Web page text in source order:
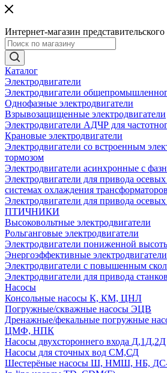
Интернет-магазин представительского
Каталог
Электродвигатели
Электродвигатели
Однофазные электродвигатели
Взрывозащищенные электродвигатели
Электродвигатели АДЧР для
Крановые электродвигатели
Электродвигатели со встроенным
тормозом
Электродвигатели асинхронные с
Электродвигатели для привода
системах охлаждения
Электродвигатели для привода
ПТИЧНИКИ
Высоковольтные электродвигатели
Рольганговые электродвигатели
Электродвигатели пониженной
Энергоэффективные электродвигатели
Электродвигатели с повышенным
Электродвигатели для привода
Насосы
Консольные насосы К, КМ, ЦНЛ
Погружные/скважные насосы ЭЦВ
Дренажные/фекальные погружные
ЦМФ, НПК
Насосы двухстороннего входа Д,1Д,2Д
Насосы для сточных вод СМ,СД
Шестерёные насосы Ш, НМШ, НБ, ДС-